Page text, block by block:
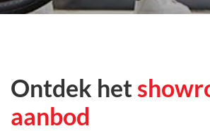
Ontdek het
aanbod